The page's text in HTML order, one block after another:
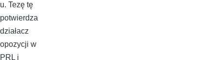
u. Tezę tę
potwierdza
działacz
opozycji w
PRL i